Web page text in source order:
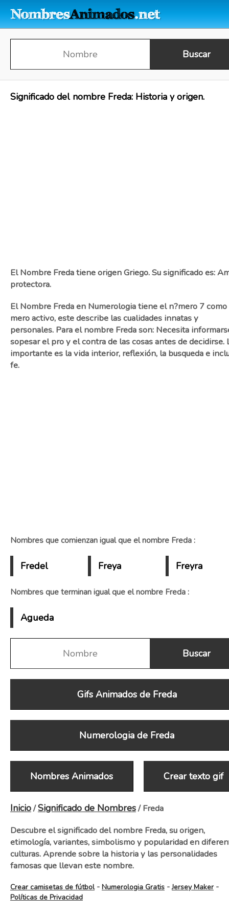
Significado del nombre Freda: Historia y origen.
El Nombre Freda tiene origen Griego. Su significado es:
protectora.
El Nombre Freda en Numerologia tiene el n?mero 7 como
mero activo, este describe las cualidades innatas y
personales. Para el nombre Freda son: Necesita
sopesar el pro y el contra de las cosas antes de decidirse.
importante es la vida interior, reflexión, la busqueda e
fe.
Nombres que comienzan igual que el nombre Freda :
Fredel Freya Freyra
Nombres que terminan igual que el nombre Freda :
Agueda
Gifs Animados de Freda
Numerologia de Freda
Nombres Animados Crear texto gif
Inicio/Significado de Nombres/ Freda
Descubre el significado del nombre Freda, su origen,
etimología, variantes, simbolismo y popularidad en
culturas. Aprende sobre la historia y las personalidades
famosas que llevan este nombre.
Crear camisetas de fútbol- Numerologia Gratis -Jersey Maker-
Políticas de Privacidad